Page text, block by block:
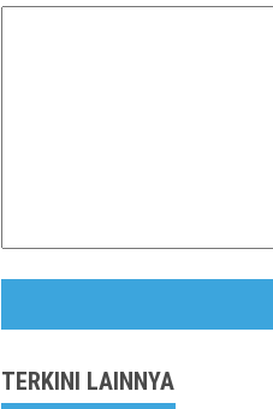
TERKINI LAINNYA